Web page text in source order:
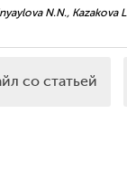
N.N., Kazakova
со статьей